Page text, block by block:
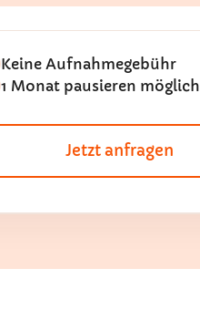
Keine Aufnahmegebühr
1 Monat pausieren möglich
Jetzt anfragen